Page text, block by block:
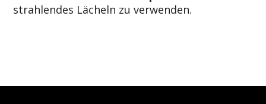
strahlendes Lächeln zu verwenden.